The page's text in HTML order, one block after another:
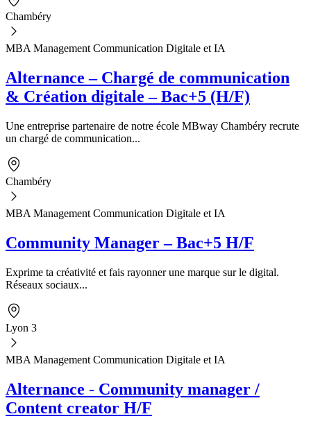
Chambéry
MBA Management Communication Digitale et IA
Alternance – Chargé de communication
& Création digitale – Bac+5 (H/F)
Une entreprise partenaire de notre école MBway Chambéry recrute
un chargé de communication...
Chambéry
MBA Management Communication Digitale et IA
Community Manager – Bac+5 H/F
Exprime ta créativité et fais rayonner une marque sur le digital.
Réseaux sociaux...
Lyon 3
MBA Management Communication Digitale et IA
Alternance - Community manager /
Content creator H/F